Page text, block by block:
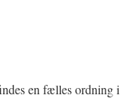
en fælles ordning i